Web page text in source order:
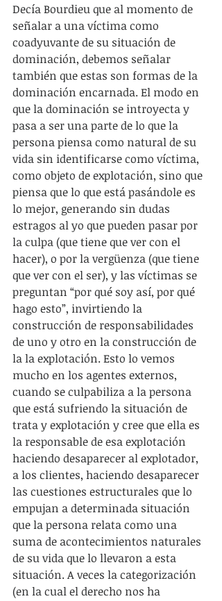
Decía Bourdieu que al momento de
señalar a una víctima como
coadyuvante de su situación de
dominación, debemos señalar
también que estas son formas de la
dominación encarnada. El modo en
que la dominación se introyecta y
pasa a ser una parte de lo que la
persona piensa como natural de su
vida sin identificarse como víctima,
como objeto de explotación, sino que
piensa que lo que está pasándole es
lo mejor, generando sin dudas
estragos al yo que pueden pasar por
la culpa (que tiene que ver con el
hacer), o por la vergüenza (que tiene
que ver con el ser), y las víctimas se
preguntan “por qué soy así, por qué
hago esto”, invirtiendo la
construcción de responsabilidades
de uno y otro en la construcción de
la la explotación. Esto lo vemos
mucho en los agentes externos,
cuando se culpabiliza a la persona
que está sufriendo la situación de
trata y explotación y cree que ella es
la responsable de esa explotación
haciendo desaparecer al explotador,
a los clientes, haciendo desaparecer
las cuestiones estructurales que lo
empujan a determinada situación
que la persona relata como una
suma de acontecimientos naturales
de su vida que lo llevaron a esta
situación. A veces la categorización
(en la cual el derecho nos ha